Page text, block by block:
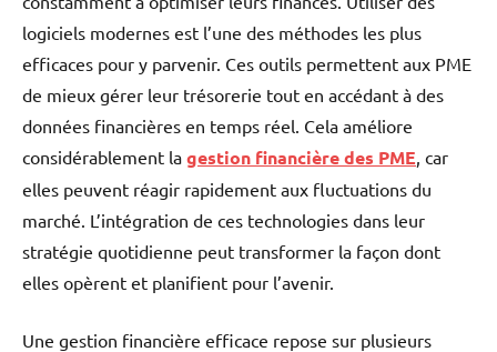
logiciels modernes est l’une des méthodes les plus
efficaces pour y parvenir. Ces outils permettent aux PME
de mieux gérer leur trésorerie tout en accédant à des
données financières en temps réel. Cela améliore
considérablement la gestion financière des PME , car
elles peuvent réagir rapidement aux fluctuations du
marché. L’intégration de ces technologies dans leur
stratégie quotidienne peut transformer la façon dont
elles opèrent et planifient pour l’avenir.
Une gestion financière efficace repose sur plusieurs